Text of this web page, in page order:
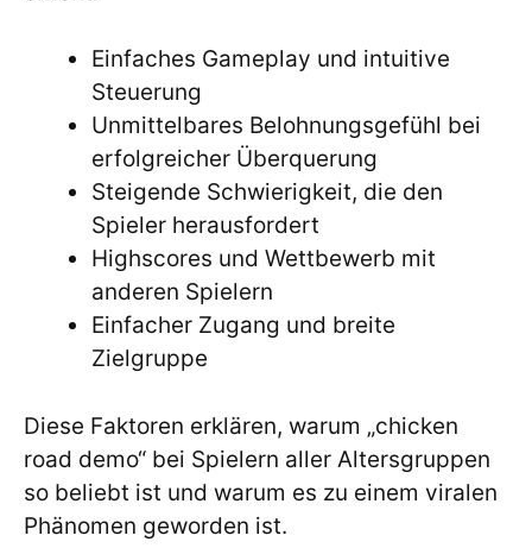
Einfaches Gameplay und intuitive
Steuerung
Unmittelbares Belohnungsgefühl bei
erfolgreicher Überquerung
Steigende Schwierigkeit, die den
Spieler herausfordert
Highscores und Wettbewerb mit
anderen Spielern
Einfacher Zugang und breite
Zielgruppe
Diese Faktoren erklären, warum „chicken
road demo“ bei Spielern aller Altersgruppen
so beliebt ist und warum es zu einem viralen
Phänomen geworden ist.